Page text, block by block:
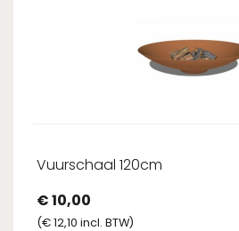
Vuurschaal 120cm
€10,00
(€12,10 incl. BTW)